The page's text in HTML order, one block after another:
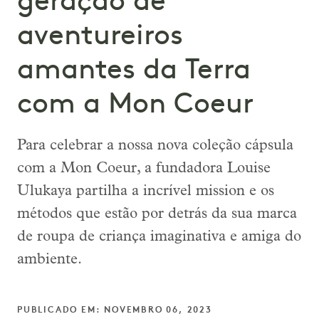
aventureiros
amantes da Terra
com a Mon Coeur
Para celebrar a nossa nova coleção cápsula
com a Mon Coeur, a fundadora Louise
Ulukaya partilha a incrível mission e os
métodos que estão por detrás da sua marca
de roupa de criança imaginativa e amiga do
ambiente.
PUBLICADO EM: NOVEMBRO 06, 2023